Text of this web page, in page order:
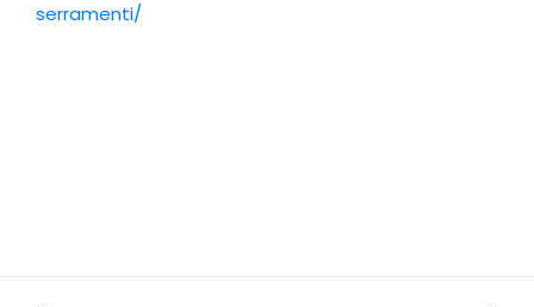
serramenti/